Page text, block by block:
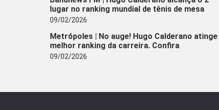
lugar no ranking mundial de tênis de mesa
09/02/2026
Metrópoles | No auge! Hugo Calderano atinge
melhor ranking da carreira. Confira
09/02/2026